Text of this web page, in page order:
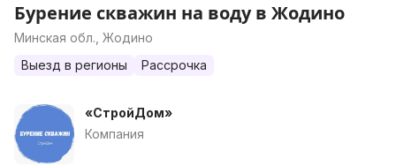
Бурение скважин на воду в Жодино
Минская обл., Жодино
Выезд в регионы
Рассрочка
«СтройДом»
Компания